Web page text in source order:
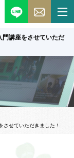
講座をさせていただ
せていただきました！